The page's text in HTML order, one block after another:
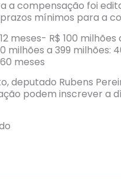
a compensação foi
mínimos para a
meses- R$ 100
milhões a 399 milhões:
meses
deputado Rubens
podem inscrever a